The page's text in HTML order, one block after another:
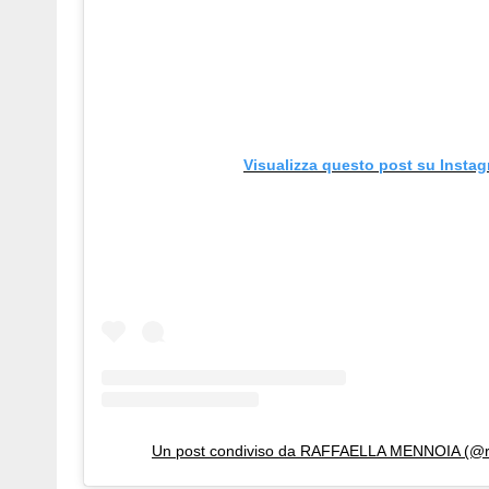
Visualizza questo post su
Un post condiviso da RAFFAELLA MENNOIA